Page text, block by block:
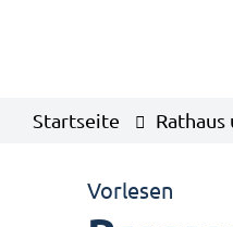
Startseite Rathaus
Vorlesen